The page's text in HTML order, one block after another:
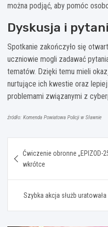
można podjąć, aby pomóc
Dyskusja i
Spotkanie zakończyło się
uczniowie mogli zadawać
tematów. Dzięki temu mieli
nurtujące ich kwestie oraz
problemami związanymi z
źródło: Komenda Powiatowa Policji w Sławnie
wpisu
Ćwiczenie obronne „EPIZOD-
wkrótce
Szybka akcja służb